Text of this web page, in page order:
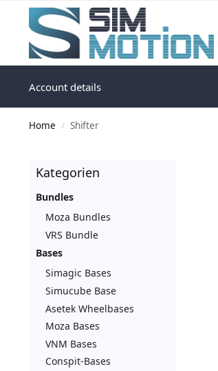
Account details
Home / Shifter
Kategorien
Bundles
Moza Bundles
VRS Bundle
Bases
Simagic Bases
Simucube Base
Asetek Wheelbases
Moza Bases
VNM Bases
Conspit-Bases